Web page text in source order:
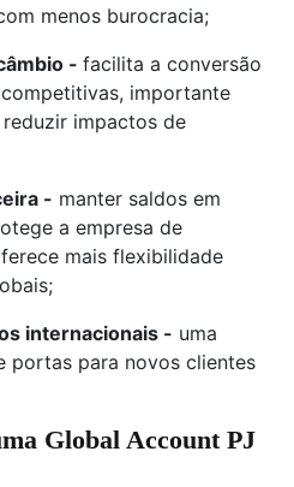
menos burocracia;
- facilita a conversão
importante
impactos de
- manter saldos em
a empresa de
mais flexibilidade
internacionais - uma
portas para novos clientes
Global Account PJ